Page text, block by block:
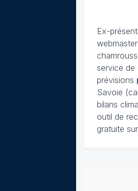
Ex-
service de
prévisions
Savoie
bilans
outil de
gratuite